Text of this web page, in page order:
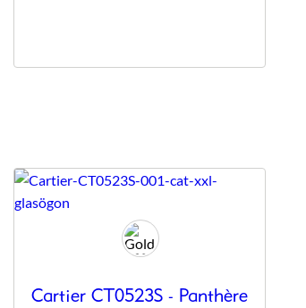
Cartier CT0523S - Panthère